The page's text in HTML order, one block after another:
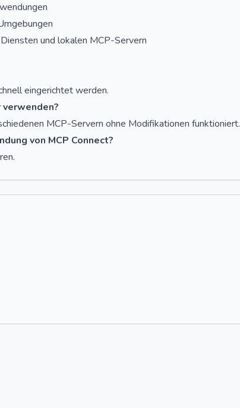
und lokalen MCP-Servern
eingerichtet werden.
verwenden?
MCP-Servern ohne Modifikationen funktioniert.
von MCP Connect?